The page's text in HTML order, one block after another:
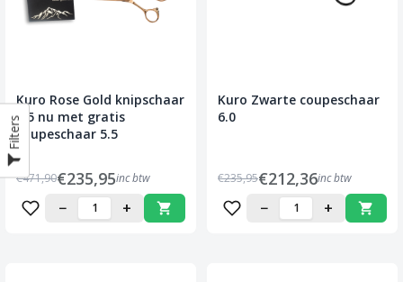
Filters
Kuro Rose Gold knipschaar
5.5 nu met gratis
coupeschaar 5.5
€471,90€235,95inc btw
− +
Kuro Zwarte coupeschaar
6.0
€235,95€212,36inc btw
− +